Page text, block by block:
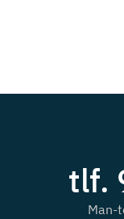
tlf.
Man-